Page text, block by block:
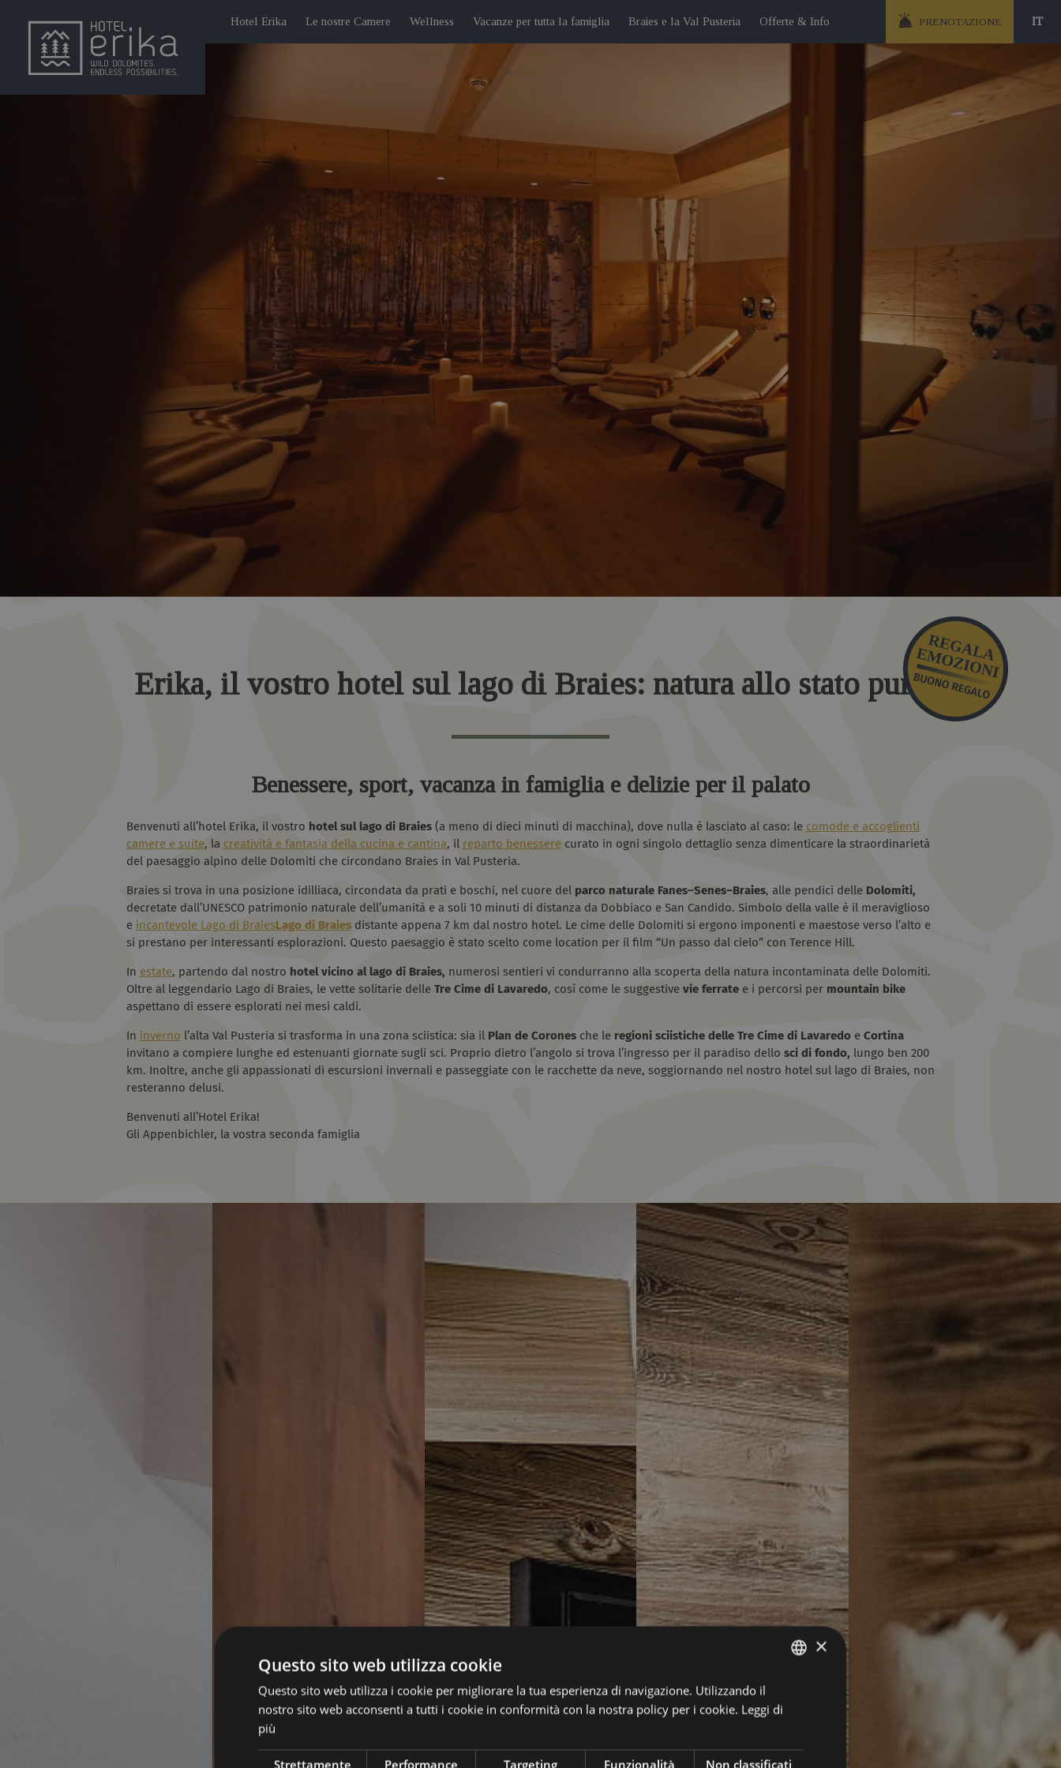
Hotel Erika Le nostre Camere Wellness Vacanze per tutta la famiglia Braies e la Val Pusteria Offerte & Info IT
PRENOTAZIONE
Erika, il vostro hotel sul lago di Braies: natura allo stato puro
Benessere, sport, vacanza in famiglia e delizie per il palato
Benvenuti all’hotel Erika, il vostro hotel sul lago di Braies(a meno di dieci minuti di macchina), dove nulla è lasciato al caso: le comode e accoglienti
camere e suite, la creatività e fantasia della cucina e cantina, il reparto benesserecurato in ogni singolo dettaglio senza dimenticare la straordinarietà
del paesaggio alpino delle Dolomiti che circondano Braies in Val Pusteria.
Braies si trova in una posizione idilliaca, circondata da prati e boschi, nel cuore del parco naturale Fanes–Senes–Braies, alle pendici delle Dolomiti,
decretate dall’UNESCO patrimonio naturale dell’umanità e a soli 10 minuti di distanza da Dobbiaco e San Candido. Simbolo della valle è il meraviglioso
e incantevole Lago di BraiesLago di Braiesdistante appena 7 km dal nostro hotel. Le cime delle Dolomiti si ergono imponenti e maestose verso l’alto e
si prestano per interessanti esplorazioni. Questo paesaggio è stato scelto come location per il film “Un passo dal cielo” con Terence Hill.
In estate, partendo dal nostro hotel vicino al lago di Braies, numerosi sentieri vi condurranno alla scoperta della natura incontaminata delle Dolomiti.
Oltre al leggendario Lago di Braies, le vette solitarie delle Tre Cime di Lavaredo, così come le suggestivevie ferratee i percorsi per mountain bike
aspettano di essere esplorati nei mesi caldi.
In inverno l’alta Val Pusteria si trasforma in una zona sciistica: sia il Plan de Coronesche le regioni sciistiche delle Tre Cime di Lavaredoe Cortina
invitano a compiere lunghe ed estenuanti giornate sugli sci. Proprio dietro l’angolo si trova l’ingresso per il paradiso dello sci di fondo,
lungo ben 200
km. Inoltre, anche gli appassionati di escursioni invernali e passeggiate con le racchette da neve, soggiornando nel nostro hotel sul lago di Braies, non
resteranno delusi.
Benvenuti all’Hotel Erika!
Gli Appenbichler, la vostra seconda famiglia
ITALIAN
×
Questo sito web utilizza cookie
Questo sito web utilizza i cookie per migliorare la tua esperienza di navigazione. Utilizzando il
nostro sito web acconsenti a tutti i cookie in conformità con la nostra policy per i cookie. Leggi di
più
Strettamente
Performance Targeting Funzionalità Non classificati